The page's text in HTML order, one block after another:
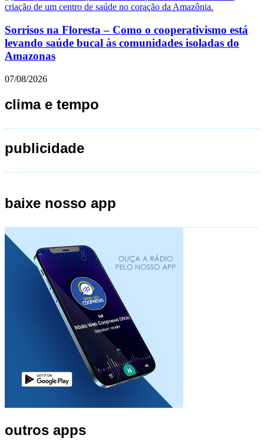
Sorrisos na Floresta – Como o cooperativismo está
levando saúde bucal às comunidades isoladas do
Amazonas
07/08/2026
clima e tempo
publicidade
baixe nosso app
outros apps